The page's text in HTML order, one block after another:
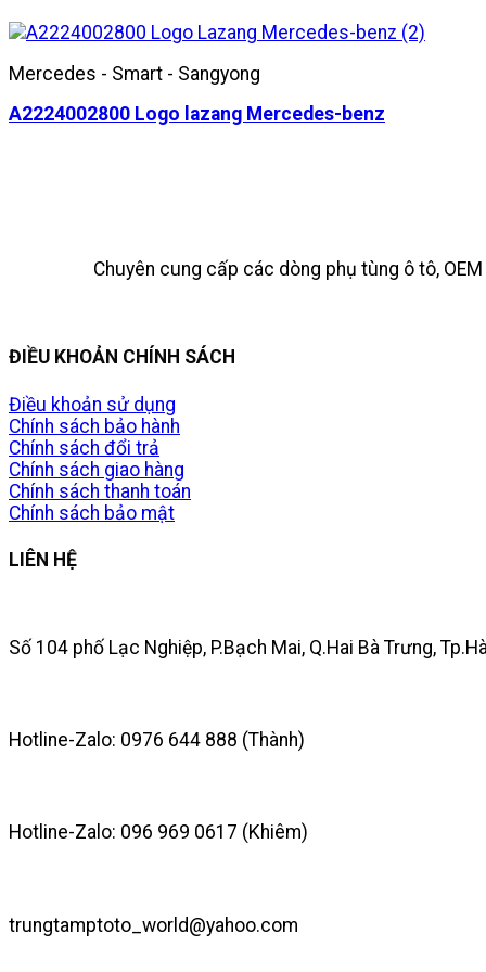
Mercedes - Smart - Sangyong
A2224002800 Logo lazang Mercedes-benz
Chuyên cung cấp các dòng phụ tùng ô tô,
ĐIỀU KHOẢN CHÍNH SÁCH
Điều khoản sử dụng
Chính sách bảo hành
Chính sách đổi trả
Chính sách giao hàng
Chính sách thanh toán
Chính sách bảo mật
LIÊN HỆ
Số 104 phố Lạc Nghiệp, P.Bạch Mai, Q.Hai Bà Trưng,
Hotline-Zalo: 0976 644 888 (Thành)
Hotline-Zalo: 096 969 0617 (Khiêm)
trungtamptoto_world@yahoo.com